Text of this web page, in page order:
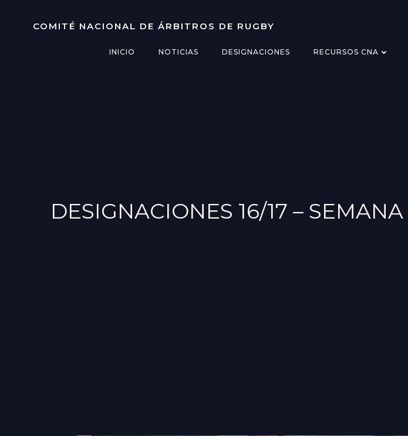
COMITÉ NACIONAL DE ÁRBITROS DE RUGBY
INICIO NOTICIAS DESIGNACIONES RECURSOS CNA
DESIGNACIONES 16/17 – SEMANA